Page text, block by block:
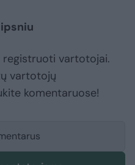
vartotojai.
vartotojų
komentaruose!